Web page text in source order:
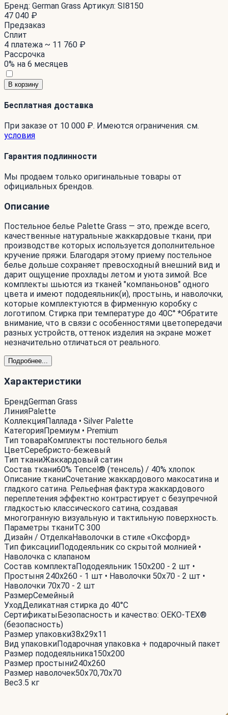
Бренд: German Grass Артикул: SI8150
47 040 ₽
Предзаказ
Сплит
4 платежа ~ 11 760 ₽
Рассрочка
0% на 6 месяцев
В корзину
Бесплатная доставка
При заказе от 10 000 ₽. Имеются ограничения. см.
условия
Гарантия подлинности
Мы продаем только оригинальные товары от
официальных брендов.
Описание
Постельное белье Palette Grass — это, прежде всего,
качественные натуральные жаккардовые ткани, при
производстве которых используется дополнительное
кручение пряжи. Благодаря этому приему постельное
белье дольше сохраняет превосходный внешний вид и
дарит ощущение прохлады летом и уюта зимой. Все
комплекты шьются из тканей "компаньонов" одного
цвета и имеют пододеяльник(и), простынь, и наволочки,
которые комплектуются в фирменную коробку с
логотипом. Стирка при температуре до 40С° *Обратите
внимание, что в связи с особенностями цветопередачи
разных устройств, оттенок изделия на экране может
незначительно отличаться от реального.
Подробнее...
Характеристики
БрендGerman Grass
ЛинияPalette
КоллекцияПаллада • Silver Palette
КатегорияПремиум • Premium
Тип товараКомплекты постельного белья
ЦветСеребристо-бежевый
Тип тканиЖаккардовый сатин
Состав ткани60% Tencel® (тенсель) / 40% хлопок
Описание тканиСочетание жаккардового макосатина и
гладкого сатина. Рельефная фактура жаккардового
переплетения эффектно контрастирует с безупречной
гладкостью классического сатина, создавая
многогранную визуальную и тактильную поверхность.
Параметры тканиTC 300
Дизайн / ОтделкаНаволочки в стиле «Оксфорд»
Тип фиксацииПододеяльник со скрытой молнией •
Наволочка с клапаном
Состав комплектаПододеяльник 150x200 - 2 шт •
Простыня 240x260 - 1 шт • Наволочки 50x70 - 2 шт •
Наволочки 70x70 - 2 шт
РазмерСемейный
УходДеликатная стирка до 40°С
СертификатыБезопасность и качество: OEKO-TEX®
(безопасность)
Размер упаковки38x29x11
Вид упаковкиПодарочная упаковка + подарочный пакет
Размер пододеяльника150x200
Размер простыни240x260
Размер наволочек50x70,70x70
Вес3.5 кг